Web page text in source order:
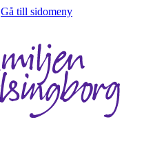
Gå till sidomeny